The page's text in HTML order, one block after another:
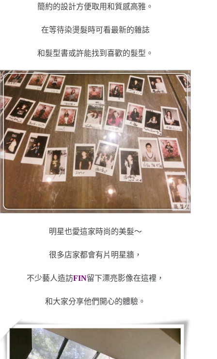
簡約的設計方便取用和質感高雅。
在等待染燙髮時可看最新的雜誌
和髮型書或許能找到喜歡的髮型。
明星也愛這家時尚的美髮～
很多店家都會有片明星牆，
不少藝人造訪FIN留下漂亮影像在這裡，
和大家分享他們開心的體驗。